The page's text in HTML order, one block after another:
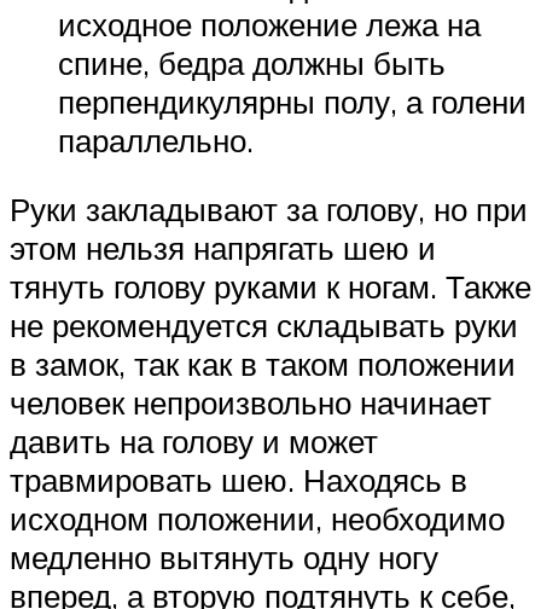
исходное положение лежа на
спине, бедра должны быть
перпендикулярны полу, а голени
параллельно.
Руки закладывают за голову, но при
этом нельзя напрягать шею и
тянуть голову руками к ногам. Также
не рекомендуется складывать руки
в замок, так как в таком положении
человек непроизвольно начинает
давить на голову и может
травмировать шею. Находясь в
исходном положении, необходимо
медленно вытянуть одну ногу
вперед, а вторую подтянуть к себе,